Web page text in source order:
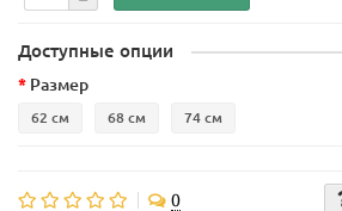
Доступные опции
Размер
62 см 68 см 74 см
0